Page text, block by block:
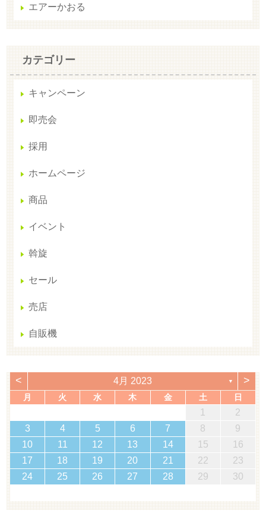
エアーかおる
カテゴリー
キャンペーン
即売会
採用
ホームページ
商品
イベント
斡旋
セール
売店
自販機
< 4月 2023 ▼ >
月 火 水 木 金 土 日
1
2
3
4 5 6 7 8
9
10
11 12 13 14 15
16
17
18 19 20 21 22
23
24
25 26 27 28 29 30